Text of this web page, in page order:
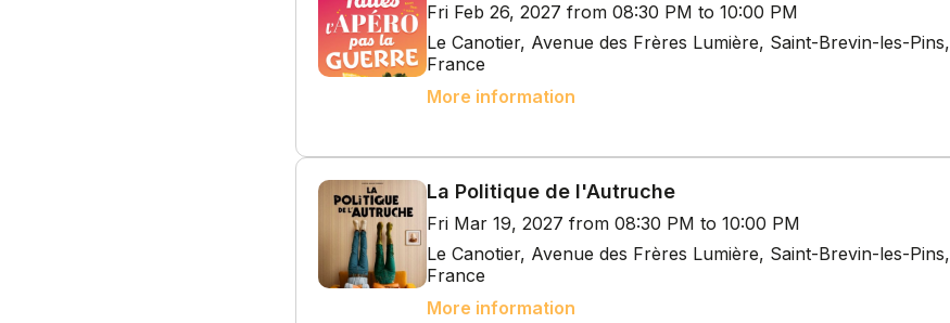
Fri Feb 26, 2027 from 08:30 PM to 10:00 PM
Le Canotier, Avenue des Frères Lumière, Saint-Brevin-les-Pins,
France
More information
La Politique de l'Autruche
Fri Mar 19, 2027 from 08:30 PM to 10:00 PM
Le Canotier, Avenue des Frères Lumière, Saint-Brevin-les-Pins,
France
More information